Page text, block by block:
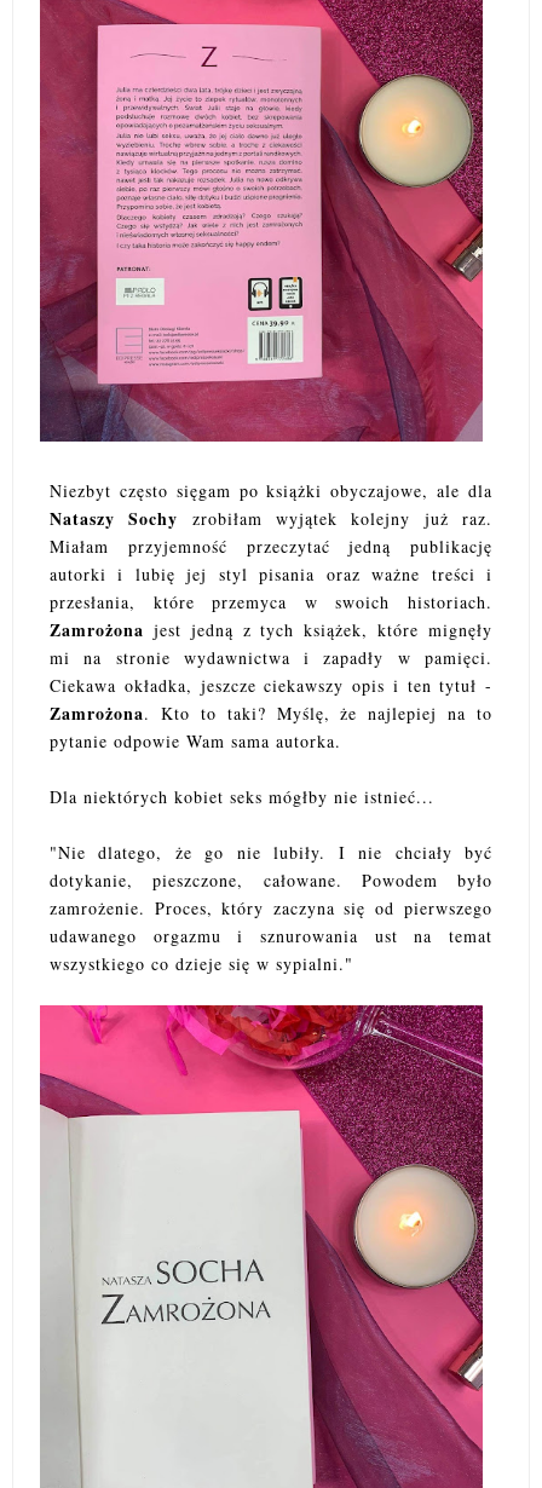
Niezbyt często sięgam po książki obyczajowe, ale dla
Nataszy Sochy zrobiłam wyjątek kolejny już raz.
Miałam przyjemność przeczytać jedną publikację
autorki i lubię jej styl pisania oraz ważne treści i
przesłania, które przemyca w swoich historiach.
Zamrożona jest jedną z tych książek, które mignęły
mi na stronie wydawnictwa i zapadły w pamięci.
Ciekawa okładka, jeszcze ciekawszy opis i ten tytuł -
Zamrożona. Kto to taki? Myślę, że najlepiej na to
pytanie odpowie Wam sama autorka.
Dla niektórych kobiet seks mógłby nie istnieć...
"Nie dlatego, że go nie lubiły. I nie chciały być
dotykanie, pieszczone, całowane. Powodem było
zamrożenie. Proces, który zaczyna się od pierwszego
udawanego orgazmu i sznurowania ust na temat
wszystkiego co dzieje się w sypialni."